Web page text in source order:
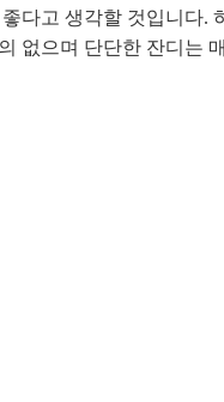
다고 생각할 것입니다.
없으며 단단한 잔디는